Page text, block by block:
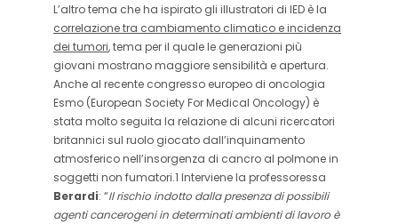
L’altro tema che ha ispirato gli illustratori di IED è la
correlazione tra cambiamento climatico e incidenza
dei tumori, tema per il quale le generazioni più
giovani mostrano maggiore sensibilità e apertura.
Anche al recente congresso europeo di oncologia
Esmo (European Society For Medical Oncology) è
stata molto seguita la relazione di alcuni ricercatori
britannici sul ruolo giocato dall’inquinamento
atmosferico nell’insorgenza di cancro al polmone in
soggetti non fumatori.1 Interviene la professoressa
Berardi: “Il rischio indotto dalla presenza di possibili
agenti cancerogeni in determinati ambienti di lavoro è